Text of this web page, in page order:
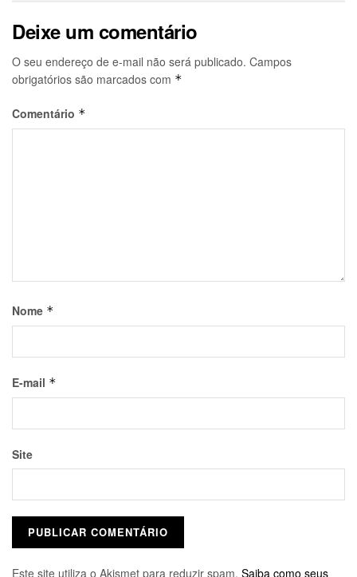
Deixe um comentário
O seu endereço de e-mail não será publicado. Campos
obrigatórios são marcados com *
Comentário *
Nome *
E-mail *
Site
Este site utiliza o Akismet para reduzir spam. Saiba como seus